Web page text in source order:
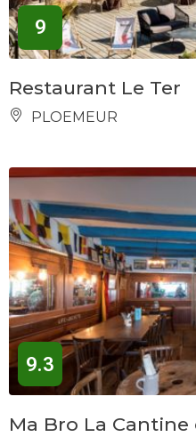
9
Restaurant Le Ter
PLOEMEUR
9.3
Ma Bro La